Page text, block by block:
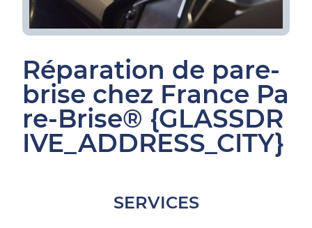
Réparation de pare-
brise chez France Pa
re-Brise® {GLASSDR
IVE_ADDRESS_CITY}
SERVICES